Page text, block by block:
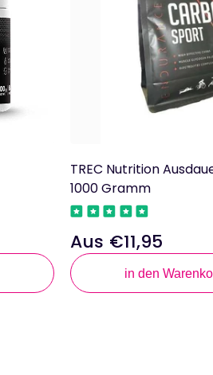
TREC Nutrition
1000 Gramm
Regulärer
Preis
Aus €11,95
in den